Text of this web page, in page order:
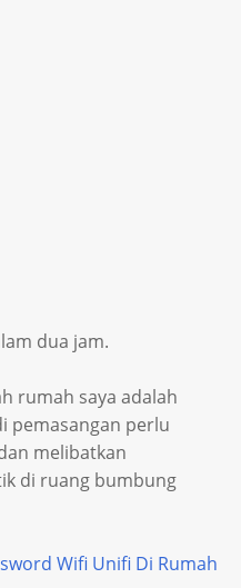
dua jam.
rumah saya adalah
pemasangan perlu
melibatkan
di ruang bumbung
Wifi Unifi Di Rumah